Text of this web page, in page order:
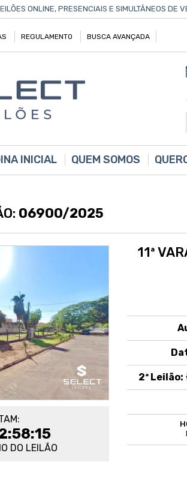
ONLINE, PRESENCIAIS E SIMULTÂNEOS DE
REGULAMENTO BUSCA AVANÇADA
INICIAL QUEM SOMOS
06900/2025
DO LEILÃO
11ª
2ª Leilão: